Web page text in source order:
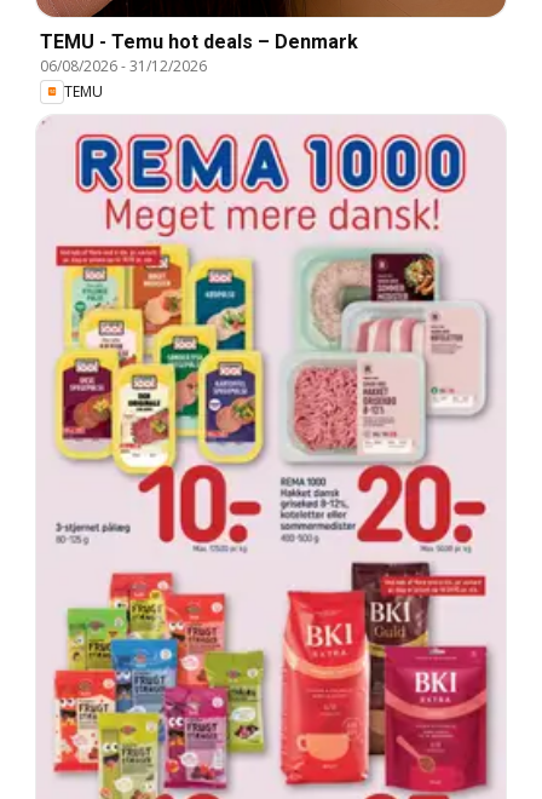
TEMU - Temu hot deals – Denmark
06/08/2026-31/12/2026
TEMU